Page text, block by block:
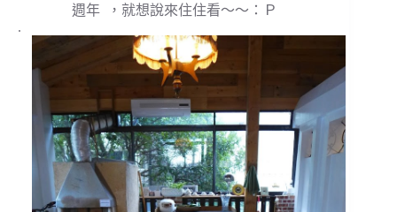
週年 ，就想說來住住看～～：Ｐ
.